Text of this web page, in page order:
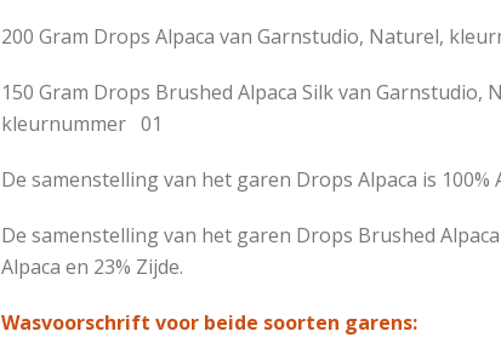
200 Gram Drops Alpaca van Garnstudio, Naturel,
150 Gram Drops Brushed Alpaca Silk van Garnstudio,
kleurnummer 01
De samenstelling van het garen Drops Alpaca is 100%
De samenstelling van het garen Drops Brushed Alpaca
Alpaca en 23% Zijde.
Wasvoorschrift voor beide soorten garens: